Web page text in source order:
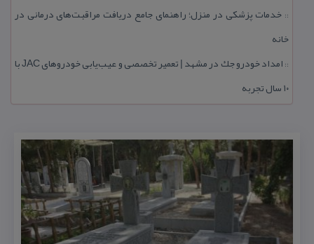
:: خدمات پزشكی در منزل؛ راهنمای جامع دریافت مراقبت‌های درمانی در
خانه
::
امداد خودرو جك در مشهد | تعمیر تخصصی و عیب‌یابی خودروهای JAC با
۱۰ سال تجربه